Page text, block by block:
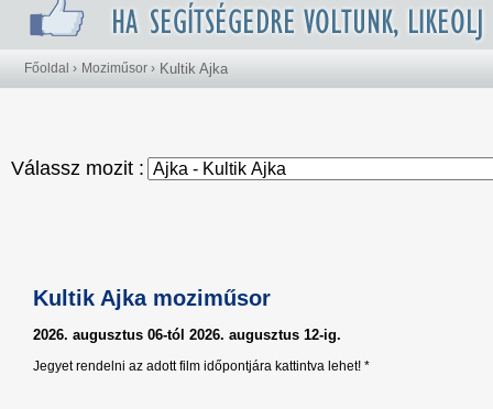
Főoldal › Moziműsor › Kultik Ajka
Válassz mozit :
Kultik Ajka moziműsor
2026. augusztus 06-tól 2026. augusztus 12-ig.
Jegyet rendelni az adott film időpontjára kattintva lehet! *